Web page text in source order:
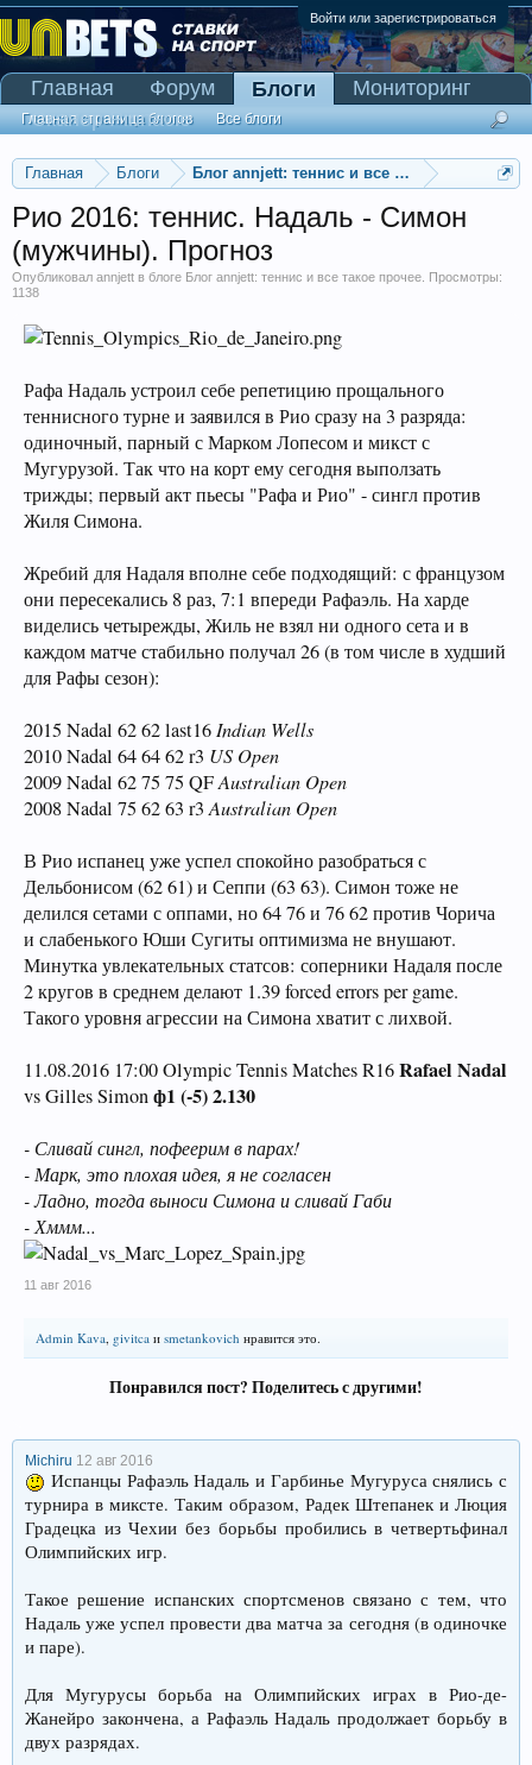
Войти или зарегистрироваться
Главная Блоги Блог annjett: теннис и все такое прочее
Рио 2016: теннис. Надаль - Симон
(мужчины). Прогноз
Опубликовал annjett в блоге Блог annjett: теннис и все такое прочее . Просмотры:
1138
Рафа Надаль устроил себе репетицию прощального
теннисного турне и заявился в Рио сразу на 3 разряда:
одиночный, парный с Марком Лопесом и микст с
Мугурузой. Так что на корт ему сегодня выползать
трижды; первый акт пьесы "Рафа и Рио" - сингл против
Жиля Симона.
Жребий для Надаля вполне себе подходящий: с французом
они пересекались 8 раз, 7:1 впереди Рафаэль. На харде
виделись четырежды, Жиль не взял ни одного сета и в
каждом матче стабильно получал 26 (в том числе в худший
для Рафы сезон):
2015 Nadal 62 62 last16 Indian Wells
2010 Nadal 64 64 62 r3 US Open
2009 Nadal 62 75 75 QFAustralian Open
2008 Nadal 75 62 63 r3Australian Open
В Рио испанец уже успел спокойно разобраться с
Дельбонисом (62 61) и Сеппи (63 63). Симон тоже не
делился сетами с оппами, но 64 76 и 76 62 против Чорича
и слабенького Юши Сугиты оптимизма не внушают.
Минутка увлекательных статсов: соперники Надаля после
2 кругов в среднем делают 1.39 forced errors per game.
Такого уровня агрессии на Симона хватит с лихвой.
11.08.2016 17:00 Olympic Tennis Matches R16Rafael Nadal
vs Gilles Simonф1 (-5) 2.130
- Сливай сингл, пофеерим в парах!
- Марк, это плохая идея, я не согласен
- Ладно, тогда выноси Симона и сливай Габи
- Хммм...
11 авг 2016
Admin Kava, givitca и smetankovich нравится это.
Понравился пост? Поделитесь с другими!
Michiru 12 авг 2016
Испанцы Рафаэль Надаль и Гарбинье Мугуруса снялись с
турнира в миксте. Таким образом, Радек Штепанек и Люция
Градецка из Чехии без борьбы пробились в четвертьфинал
Олимпийских игр.
Такое решение испанских спортсменов связано с тем, что
Надаль уже успел провести два матча за сегодня (в одиночке
и паре).
Для Мугурусы борьба на Олимпийских играх в Рио-де-
Жанейро закончена, а Рафаэль Надаль продолжает борьбу в
двух разрядах.
Главная Форум Блоги
Главная страница блогов Все блоги
Мониторинг
Сканер Pinnacle